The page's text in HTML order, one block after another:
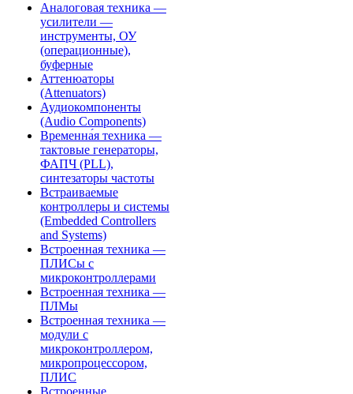
Аналоговая техника —
усилители —
инструменты, ОУ
(операционные),
буферные
Аттенюаторы
(Attenuators)
Аудиокомпоненты
(Audio Components)
Временна́я техника —
тактовые генераторы,
ФАПЧ (PLL),
синтезаторы частоты
Встраиваемые
контроллеры и системы
(Embedded Controllers
and Systems)
Встроенная техника —
ПЛИСы с
микроконтроллерами
Встроенная техника —
ПЛМы
Встроенная техника —
модули с
микроконтроллером,
микропроцессором,
ПЛИС
Встроенные